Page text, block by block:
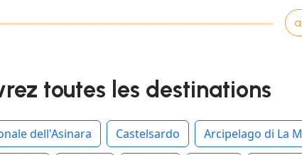
toutes les destinations
dell'Asinara Castelsardo Arcipelago di La